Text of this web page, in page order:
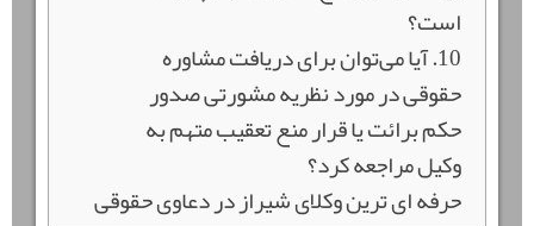
است؟
10. آیا می‌توان برای دریافت مشاوره
حقوقی در مورد نظریه مشورتی صدور
حکم برائت یا قرار منع تعقیب متهم به
وکیل مراجعه کرد؟
حرفه ای ترین وکلای شیراز در دعاوی حقوقی